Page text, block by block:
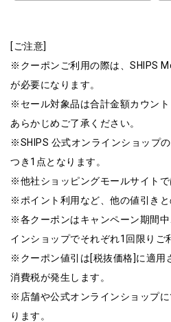
[ご注意]
※クーポンご利用の際は、SHIPS
が必要になります。
※セール対象品は合計金額カウント
あらかじめご了承ください。
※SHIPS 公式オンラインショップ
つき1点となります。
※他社ショッピングモールサイトで
※ポイント利用など、他の値引きと
※各クーポンはキャンペーン期間中
インショップでそれぞれ1回限りご
※クーポン値引は[税抜価格]に適用
消費税が発生します。
※店舗や公式オンラインショップ
ります。